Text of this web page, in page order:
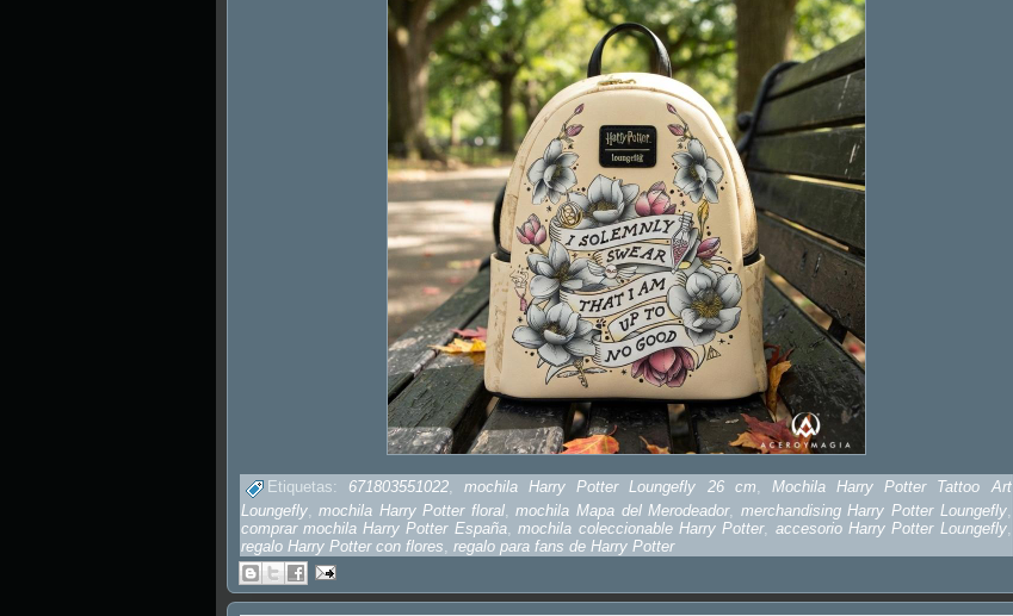
Etiquetas: 671803551022, mochila Harry Potter Loungefly 26 cm, Mochila Harry Potter Tattoo Art
Loungefly,mochila Harry Potter floral,mochila Mapa del Merodeador, merchandising Harry Potter Loungefly,
comprar mochila Harry Potter España,mochila coleccionable Harry Potter, accesorio Harry Potter Loungefly,
regalo Harry Potter con flores, regalo para fans de Harry Potter